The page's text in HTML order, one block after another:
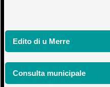
Edito di u Merre
Consulta municipale